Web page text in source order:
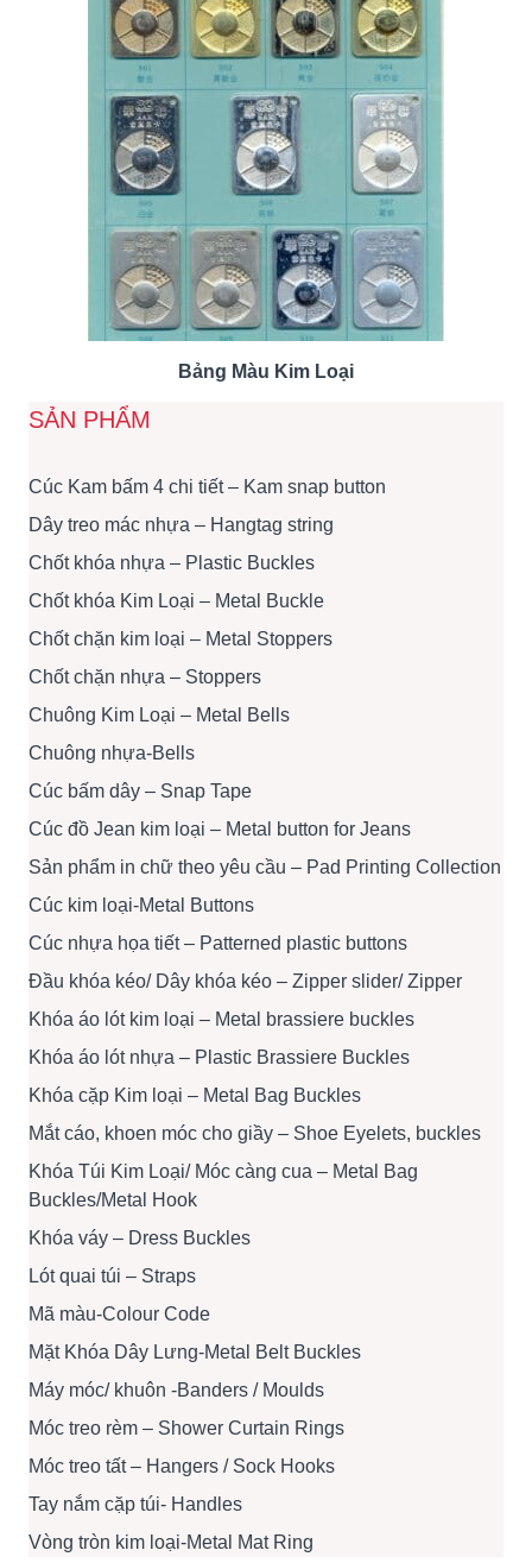
Bảng Màu Kim Loại
SẢN PHẨM
Cúc Kam bấm 4 chi tiết – Kam snap button
Dây treo mác nhựa – Hangtag string
Chốt khóa nhựa – Plastic Buckles
Chốt khóa Kim Loại – Metal Buckle
Chốt chặn kim loại – Metal Stoppers
Chốt chặn nhựa – Stoppers
Chuông Kim Loại – Metal Bells
Chuông nhựa-Bells
Cúc bấm dây – Snap Tape
Cúc đồ Jean kim loại – Metal button for Jeans
Sản phẩm in chữ theo yêu cầu – Pad Printing Collection
Cúc kim loại-Metal Buttons
Cúc nhựa họa tiết – Patterned plastic buttons
Đầu khóa kéo/ Dây khóa kéo – Zipper slider/ Zipper
Khóa áo lót kim loại – Metal brassiere buckles
Khóa áo lót nhựa – Plastic Brassiere Buckles
Khóa cặp Kim loại – Metal Bag Buckles
Mắt cáo, khoen móc cho giầy – Shoe Eyelets, buckles
Khóa Túi Kim Loại/ Móc càng cua – Metal Bag
Buckles/Metal Hook
Khóa váy – Dress Buckles
Lót quai túi – Straps
Mã màu-Colour Code
Mặt Khóa Dây Lưng-Metal Belt Buckles
Máy móc/ khuôn -Banders / Moulds
Móc treo rèm – Shower Curtain Rings
Móc treo tất – Hangers / Sock Hooks
Tay nắm cặp túi- Handles
Vòng tròn kim loại-Metal Mat Ring